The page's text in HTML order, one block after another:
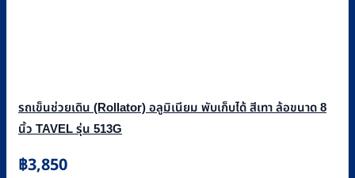
รถเข็นช่วยเดิน (Rollator) อลูมิเนียม พับเก็บได้ สีเทา ล้อขนาด 8
นิ้ว TAVEL รุ่น 513G
฿3,850